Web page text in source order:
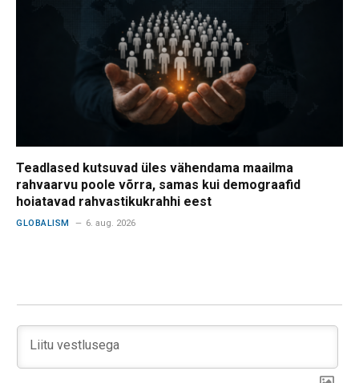
Teadlased kutsuvad üles vähendama maailma
rahvaarvu poole võrra, samas kui demograafid
hoiatavad rahvastikukrahhi eest
GLOBALISM 6. aug. 2026